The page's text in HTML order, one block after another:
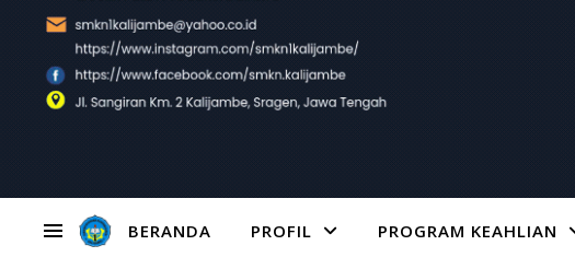
BERANDA PROFIL PROGRAM KEAHLIAN